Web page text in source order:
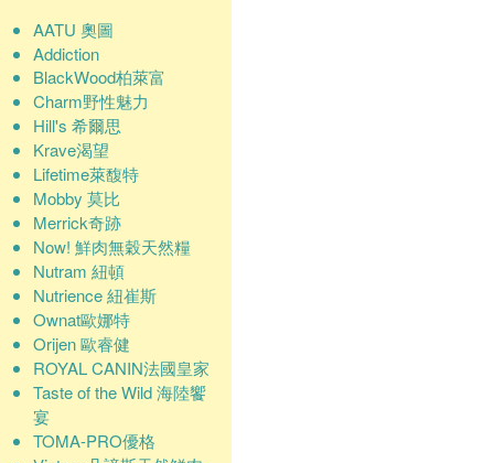
AATU 奧圖
Addiction
BlackWood柏萊富
Charm野性魅力
Hill's 希爾思
Krave渴望
Lifetime萊馥特
Mobby 莫比
Merrick奇跡
Now! 鮮肉無穀天然糧
Nutram 紐頓
Nutrience 紐崔斯
Ownat歐娜特
Orijen 歐睿健
ROYAL CANIN法國皇家
Taste of the Wild 海陸饗
宴
TOMA-PRO優格